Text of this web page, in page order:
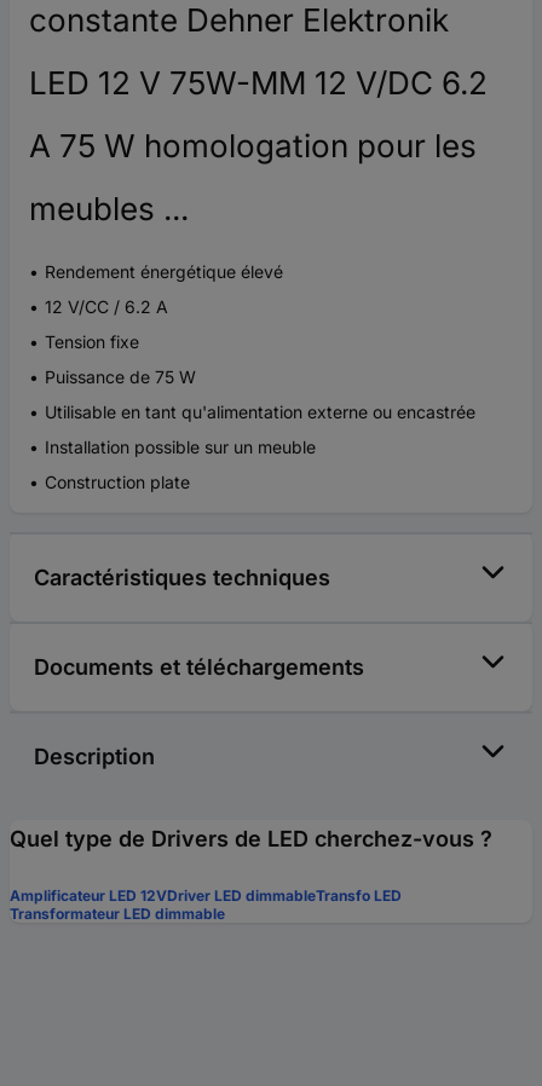
constante Dehner Elektronik
LED 12 V 75W-MM 12 V/DC 6.2
A 75 W homologation pour les
meubles ...
Rendement énergétique élevé
12 V/CC / 6.2 A
Tension fixe
Puissance de 75 W
Utilisable en tant qu'alimentation externe ou encastrée
Installation possible sur un meuble
Construction plate
Caractéristiques techniques
Documents et téléchargements
Description
Quel type de Drivers de LED cherchez-vous ?
Amplificateur LED 12VDriver LED dimmableTransfo LED
Transformateur LED dimmable